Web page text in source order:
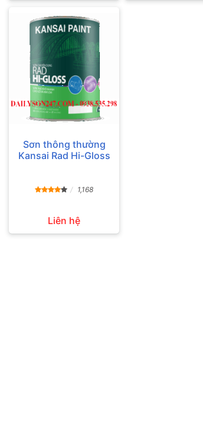
Sơn thông thường
Kansai Rad Hi-Gloss
1,168
Liên hệ